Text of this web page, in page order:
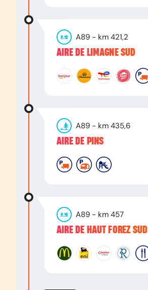
A89 - km 421,2
AIRE DE LIMAGNE SUD
A89 - km 435,6
AIRE DE PINS
A89 - km 457
AIRE DE HAUT FOREZ SUD